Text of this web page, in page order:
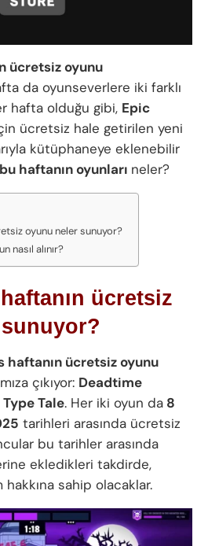
ücretsiz oyunu
da oyunseverlere iki farklı
hafta olduğu gibi, Epic
ücretsiz hale getirilen yeni
kütüphaneye eklenebilir
haftanın oyunları neler?
oyunu neler sunuyor?
nasıl alınır?
ücretsiz
haftanın ücretsiz oyunu
çıkıyor: Deadtime
Tale. Her iki oyun da 8
tarihleri arasında ücretsiz
bu tarihler arasında
ekledikleri takdirde,
sahip olacaklar.